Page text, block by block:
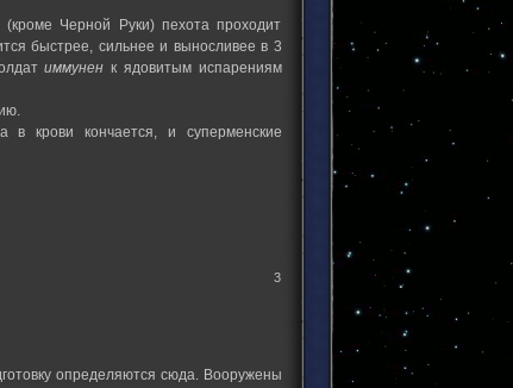
Черной Руки) пехота проходит
быстрее, сильнее и выносливее в 3
иммунен к ядовитым испарениям
в крови кончается, и суперменские
3
определяются сюда. Вооружены